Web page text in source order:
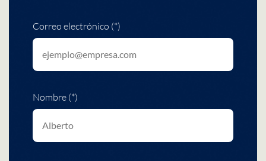
Correo electrónico (*)
Nombre (*)